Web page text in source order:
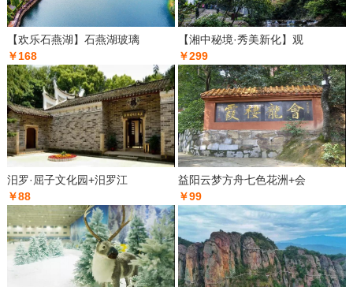
【欢乐石燕湖】石燕湖玻璃
￥168
【湘中秘境·秀美新化】观
￥299
汨罗·屈子文化园+汨罗江
￥88
益阳云梦方舟七色花洲+会
￥99